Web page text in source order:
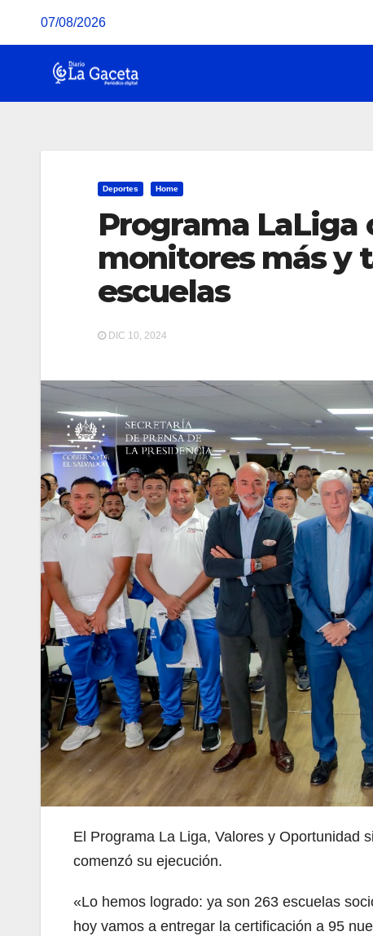
07/08/2026
Deportes Home
Programa LaLiga
monitores más y
escuelas
DIC 10, 2024
El Programa La Liga, Valores y Oportunidad
comenzó su ejecución.
«Lo hemos logrado: ya son 263 escuelas
hoy vamos a entregar la certificación a 95